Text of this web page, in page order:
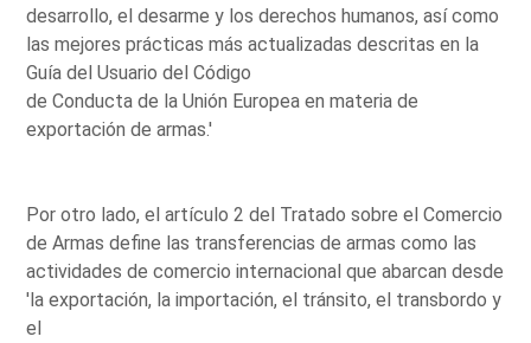
desarrollo, el desarme y los derechos humanos, así como
las mejores prácticas más actualizadas descritas en la
Guía del Usuario del Código
de Conducta de la Unión Europea en materia de
exportación de armas.'
Por otro lado, el artículo 2 del Tratado sobre el Comercio
de Armas define las transferencias de armas como las
actividades de comercio internacional que abarcan desde
'la exportación, la importación, el tránsito, el transbordo y
el